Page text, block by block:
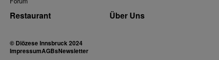
Restaurant Über Uns
© Diözese Innsbruck 2024
ImpressumAGBsNewsletter